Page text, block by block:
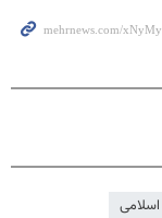
اسلامی